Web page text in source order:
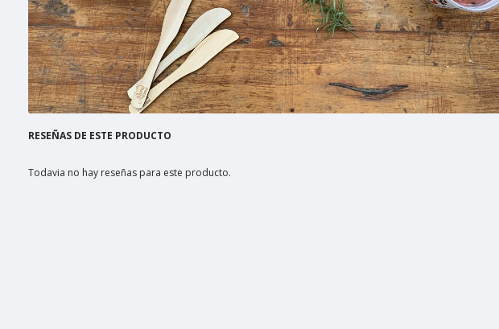
RESEÑAS DE ESTE PRODUCTO
Todavia no hay reseñas para este producto.